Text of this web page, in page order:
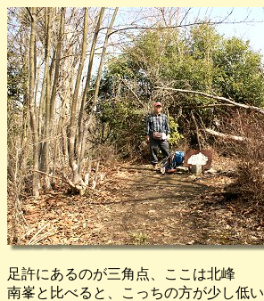
足許にあるのが三角点、ここは北峰
南峯と比べると、こっちの方が少し低い